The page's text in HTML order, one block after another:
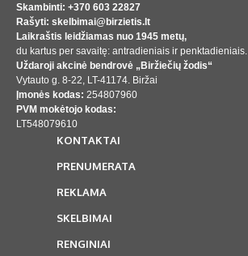
Skambinti: +370 603 22827
Rašyti: skelbimai@birzietis.lt
Laikraštis leidžiamas nuo 1945 metų,
du kartus per savaitę: antradieniais ir penktadieniais.
Uždaroji akcinė bendrovė „Biržiečių žodis“
Vytauto g. 8-22, LT-41174. Biržai
Įmonės kodas: 254807960
PVM mokėtojo kodas:
LT548079610
KONTAKTAI
PRENUMERATA
REKLAMA
SKELBIMAI
RENGINIAI